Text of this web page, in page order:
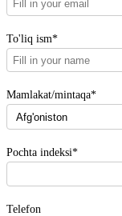
To'liq ism*
Mamlakat/mintaqa*
Pochta indeksi*
Telefon